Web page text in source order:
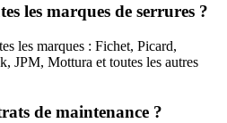
les marques de serrures ?
les marques : Fichet, Picard,
JPM, Mottura et toutes les autres
de maintenance ?